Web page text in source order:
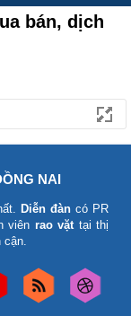
bán, dịch
NAI
Diễn đàn có PR
viên rao vặttại thị
cận.